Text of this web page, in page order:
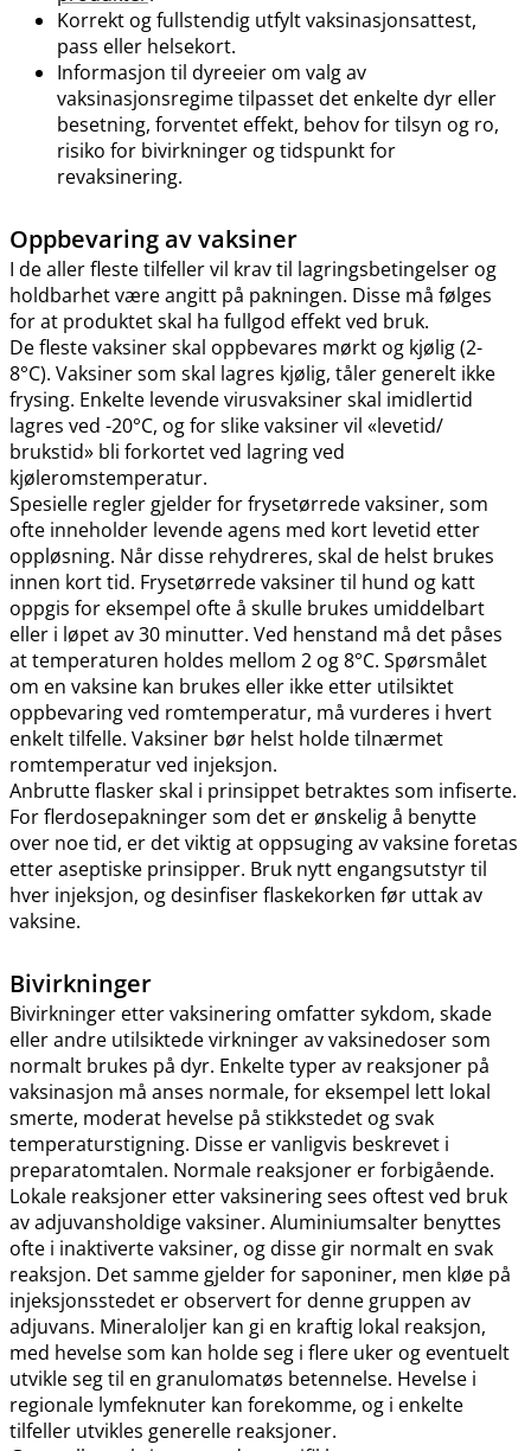
Korrekt og fullstendig utfylt vaksinasjonsattest,
pass eller helsekort.
Informasjon til dyreeier om valg av
vaksinasjonsregime tilpasset det enkelte dyr eller
besetning, forventet effekt, behov for tilsyn og ro,
risiko for bivirkninger og tidspunkt for
revaksinering.
Oppbevaring av vaksiner
I de aller fleste tilfeller vil krav til lagringsbetingelser og
holdbarhet være angitt på pakningen. Disse må følges
for at produktet skal ha fullgod effekt ved bruk.
De fleste vaksiner skal oppbevares mørkt og kjølig (2-
8°C). Vaksiner som skal lagres kjølig, tåler generelt ikke
frysing. Enkelte levende virusvaksiner skal imidlertid
lagres ved -20°C, og for slike vaksiner vil «levetid​/​
brukstid» bli forkortet ved lagring ved
kjøleromstemperatur.
Spesielle regler gjelder for frysetørrede vaksiner, som
ofte inneholder levende agens med kort levetid etter
oppløsning. Når disse rehydreres, skal de helst brukes
innen kort tid. Frysetørrede vaksiner til hund og katt
oppgis for eksempel ofte å skulle brukes umiddelbart
eller i løpet av 30 minutter. Ved henstand må det påses
at temperaturen holdes mellom 2 og 8°C. Spørsmålet
om en vaksine kan brukes eller ikke etter utilsiktet
oppbevaring ved romtemperatur, må vurderes i hvert
enkelt tilfelle. Vaksiner bør helst holde tilnærmet
romtemperatur ved injeksjon.
Anbrutte flasker skal i prinsippet betraktes som infiserte.
For flerdosepakninger som det er ønskelig å benytte
over noe tid, er det viktig at oppsuging av vaksine foretas
etter aseptiske prinsipper. Bruk nytt engangsutstyr til
hver injeksjon, og desinfiser flaskekorken før uttak av
vaksine.
Bivirkninger
Bivirkninger etter vaksinering omfatter sykdom, skade
eller andre utilsiktede virkninger av vaksinedoser som
normalt brukes på dyr. Enkelte typer av reaksjoner på
vaksinasjon må anses normale, for eksempel lett lokal
smerte, moderat hevelse på stikkstedet og svak
temperaturstigning. Disse er vanligvis beskrevet i
preparatomtalen. Normale reaksjoner er forbigående.
Lokale reaksjoner etter vaksinering sees oftest ved bruk
av adjuvansholdige vaksiner. Aluminiumsalter benyttes
ofte i inaktiverte vaksiner, og disse gir normalt en svak
reaksjon. Det samme gjelder for saponiner, men kløe på
injeksjonsstedet er observert for denne gruppen av
adjuvans. Mineraloljer kan gi en kraftig lokal reaksjon,
med hevelse som kan holde seg i flere uker og eventuelt
utvikle seg til en granulomatøs betennelse. Hevelse i
regionale lymfeknuter kan forekomme, og i enkelte
tilfeller utvikles generelle reaksjoner.